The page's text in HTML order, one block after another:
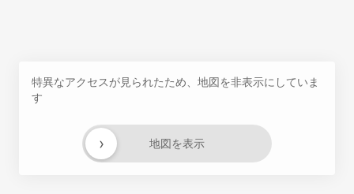
特異なアクセスが見られたため、地図を非表示にしていま
す
地図を表示
›